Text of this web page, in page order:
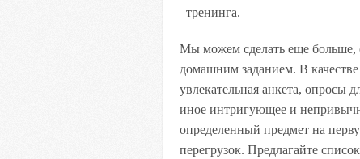
тренинга.
Мы можем сделать еще больше,
домашним заданием. В
увлекательная анкета, опросы
иное интригующее и
определенный предмет на
перегрузок. Предлагайте